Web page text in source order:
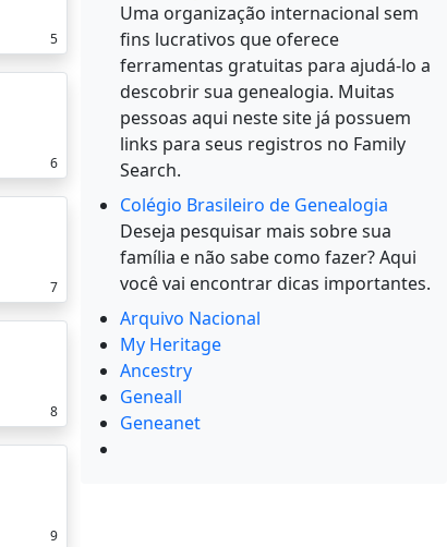
5
6
7
8
9
Uma organização internacional sem
fins lucrativos que oferece
ferramentas gratuitas para ajudá-lo a
descobrir sua genealogia. Muitas
pessoas aqui neste site já possuem
links para seus registros no Family
Search.
Colégio Brasileiro de Genealogia
Deseja pesquisar mais sobre sua
família e não sabe como fazer? Aqui
você vai encontrar dicas importantes.
Arquivo Nacional
My Heritage
Ancestry
Geneall
Geneanet